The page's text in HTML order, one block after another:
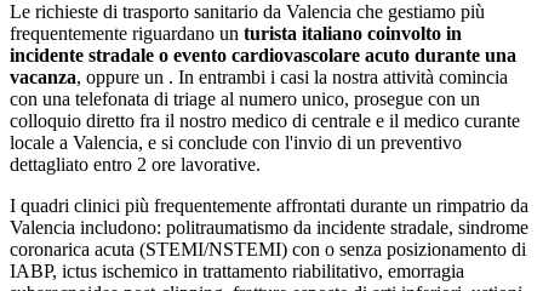
Le richieste di trasporto sanitario da Valencia che gestiamo più
frequentemente riguardano un turista italiano coinvolto in
incidente stradale o evento cardiovascolare acuto durante una
vacanza, oppure un . In entrambi i casi la nostra attività comincia
con una telefonata di triage al numero unico, prosegue con un
colloquio diretto fra il nostro medico di centrale e il medico curante
locale a Valencia, e si conclude con l'invio di un preventivo
dettagliato entro 2 ore lavorative.
I quadri clinici più frequentemente affrontati durante un rimpatrio da
Valencia includono: politraumatismo da incidente stradale, sindrome
coronarica acuta (STEMI/NSTEMI) con o senza posizionamento di
IABP, ictus ischemico in trattamento riabilitativo, emorragia